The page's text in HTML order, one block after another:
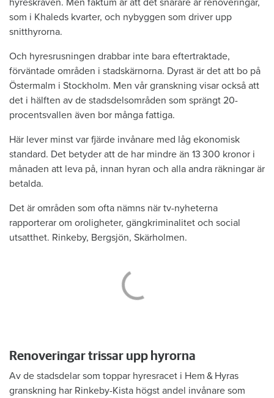
hyreskraven. Men faktum är att det snarare är renoveringar,
som i Khaleds kvarter, och nybyggen som driver upp
snitthyrorna.
Och hyresrusningen drabbar inte bara eftertraktade,
förväntade områden i stadskärnorna. Dyrast är det att bo på
Östermalm i Stockholm. Men vår granskning visar också att
det i hälften av de stadsdelsområden som sprängt 20-
procentsvallen även bor många fattiga.
Här lever minst var fjärde invånare med låg ekonomisk
standard. Det betyder att de har mindre än 13 300 kronor i
månaden att leva på, innan hyran och alla andra räkningar är
betalda.
Det är områden som ofta nämns när tv-nyheterna
rapporterar om oroligheter, gängkriminalitet och social
utsatthet. Rinkeby, Bergsjön, Skärholmen.
Renoveringar trissar upp hyrorna
Av de stadsdelar som toppar hyresracet i Hem & Hyras
granskning har Rinkeby-Kista högst andel invånare som